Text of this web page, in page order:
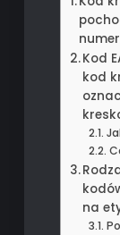
Kod
kod
na